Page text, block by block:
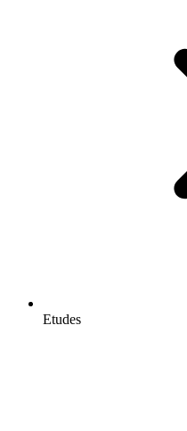
Etudes